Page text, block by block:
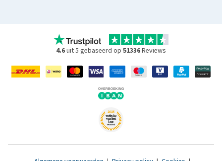
4.6uit 5 gebaseerd op 51336Reviews